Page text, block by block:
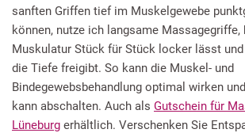
sanften Griffen tief im Muskelgewebe
können, nutze ich langsame Massagegriffe,
Muskulatur Stück für Stück locker lässt
die Tiefe freigibt. So kann die Muskel- und
Bindegewebsbehandlung optimal wirken
kann abschalten. Auch als Gutschein für
Lüneburg erhältlich. Verschenken Sie